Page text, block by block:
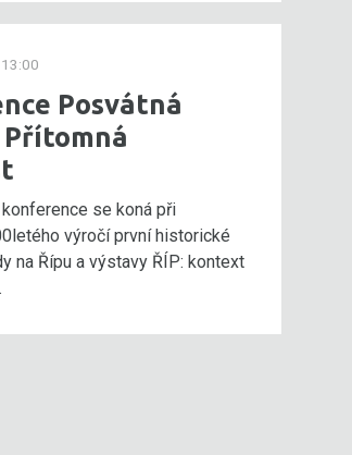
Posvátná
se koná při
výročí první historické
na Řípu a výstavy ŘÍP: kontext